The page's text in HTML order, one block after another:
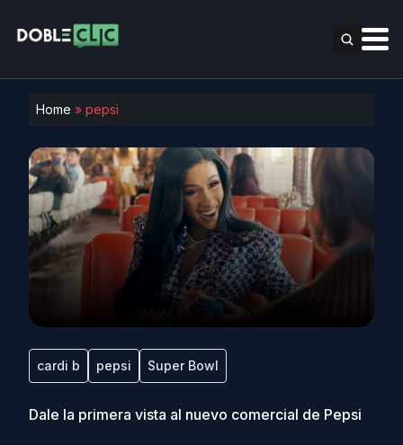
Home » pepsi
cardi b pepsi Super Bowl
Dale la primera vista al nuevo comercial de Pepsi